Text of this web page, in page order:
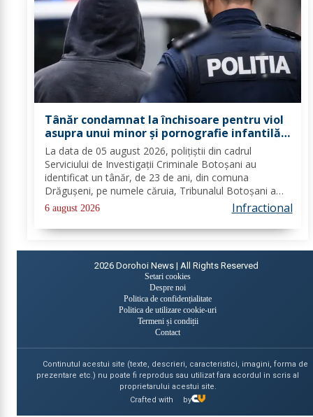
Tânăr condamnat la închisoare pentru viol
asupra unui minor și pornografie infantilă,
identificat de polițiști
La data de 05 august 2026, polițiștii din cadrul
Serviciului de Investigații Criminale Botoșani au
identificat un tânăr, de 23 de ani, din comuna
Drăgușeni, pe numele căruia, Tribunalul Botoșani a
emis un mandat de executare a pedepsei cu
închisoarea. Tânărul a fost condamnat la 4 ani și 5 luni
de...
6 august 2026 Infractional
2026 Dorohoi News | All Rights Reserved
Setari cookies
Despre noi
Politica de confidențialitate
Politica de utilizare cookie-uri
Termeni și condiții
Contact
Continutul acestui site (texte, descrieri, caracteristici, imagini, forma de
prezentare etc.) nu poate fi reprodus sau utilizat fara acordul in scris al
proprietarului acestui site.
Crafted with
by